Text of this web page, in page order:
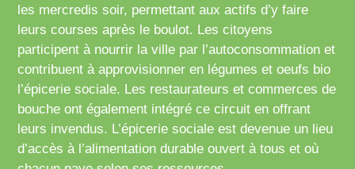
les mercredis soir, permettant aux actifs d’y faire
leurs courses après le boulot. Les citoyens
participent à nourrir la ville par l’autoconsommation et
contribuent à approvisionner en légumes et oeufs bio
l’épicerie sociale. Les restaurateurs et commerces de
bouche ont également intégré ce circuit en offrant
leurs invendus. L’épicerie sociale est devenue un lieu
d’accès à l’alimentation durable ouvert à tous et où